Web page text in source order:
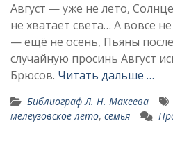
Август — уже не лето,
не хватает света… А вовсе
— ещё не осень, Пьяны
случайную просинь
Брюсов. Читать дальше …
Библиограф Л. Н. Макеева
мелеузовское лето, семья